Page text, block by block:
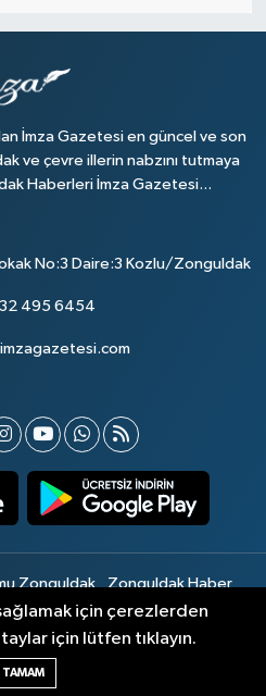
İmza Gazetesi en güncel ve son
ve çevre illerin nabzını tutmaya
Haberleri İmza Gazetesi...
No:3 Daire:3 Kozlu/Zonguldak
495 6454
Zonguldak
Zonguldak Haber
Hizmet Şartları Sitemap
için çerezlerden
için lütfen tıklayın.
TAMAM